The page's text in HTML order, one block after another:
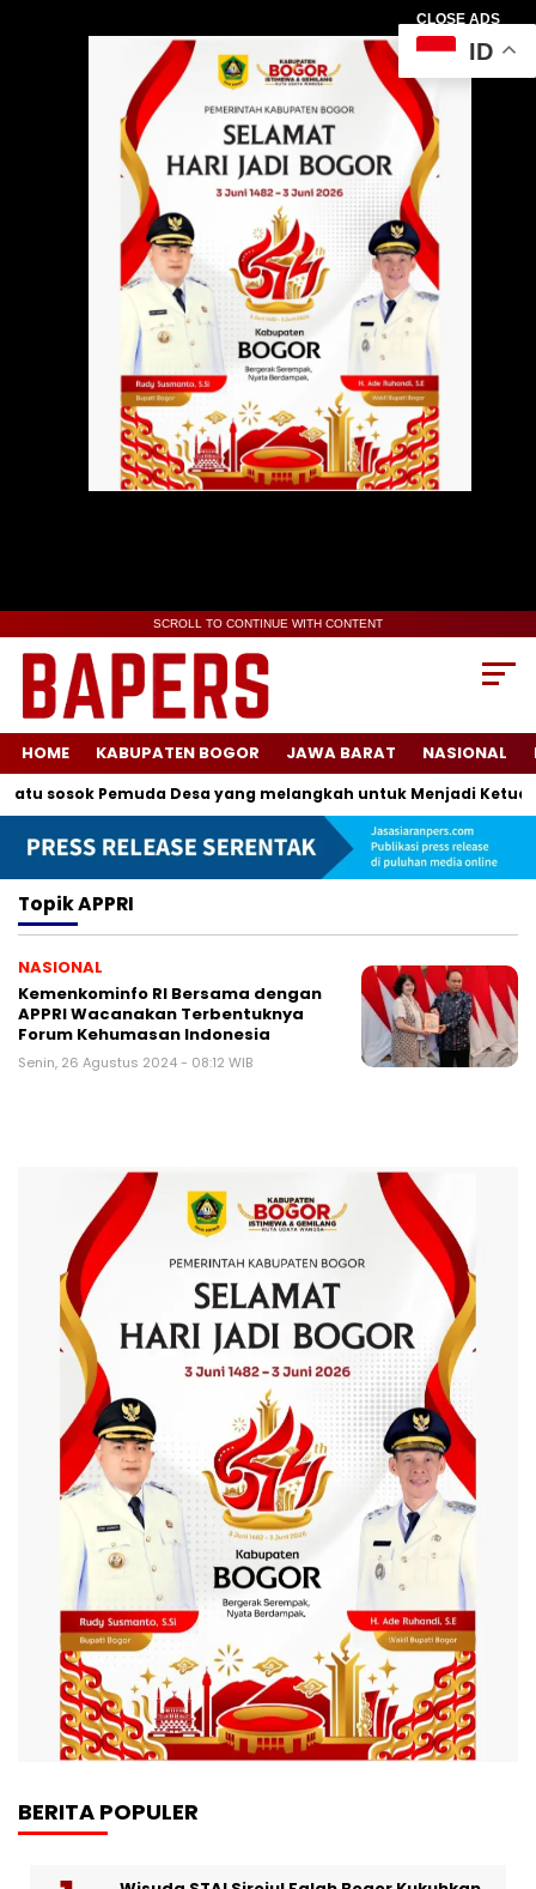
CLOSE ADS
SCROLL TO CONTINUE WITH CONTENT
HOME KABUPATEN BOGOR JAWA BARAT NASIONAL
sosok Pemuda Desa yang melangkah untuk Menjadi Ketua
TopikAPPRI
NASIONAL
Kemenkominfo RI Bersama dengan
APPRI Wacanakan Terbentuknya
Forum Kehumasan Indonesia
Senin, 26 Agustus 2024 - 08:12 WIB
BERITA POPULER
ID